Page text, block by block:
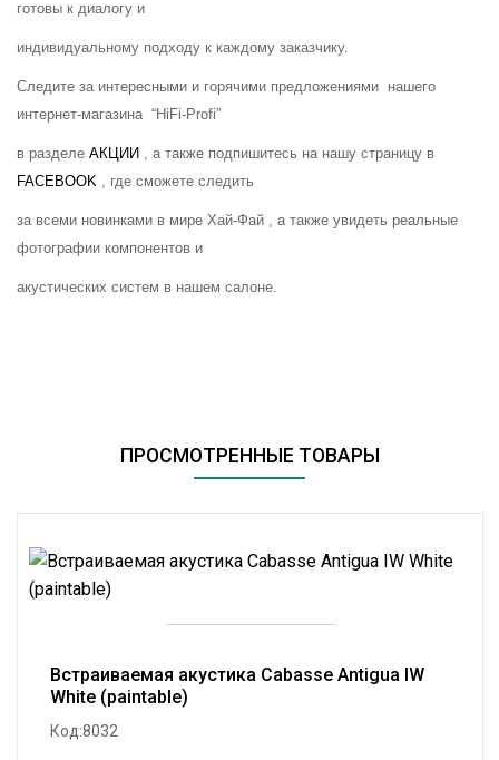
готовы к диалогу и
индивидуальному подходу к каждому заказчику.
Следите за интересными и горячими предложениями нашего
интернет-магазина “HiFi-Profi”
в разделе АКЦИИ , а также подпишитесь на нашу страницу в
FACEBOOK , где сможете следить
за всеми новинками в мире Хай-Фай , а также увидеть реальные
фотографии компонентов и
акустических систем в нашем салоне.
ПРОСМОТРЕННЫЕ ТОВАРЫ
Встраиваемая акустика Cabasse Antigua IW
White (paintable)
Код:8032